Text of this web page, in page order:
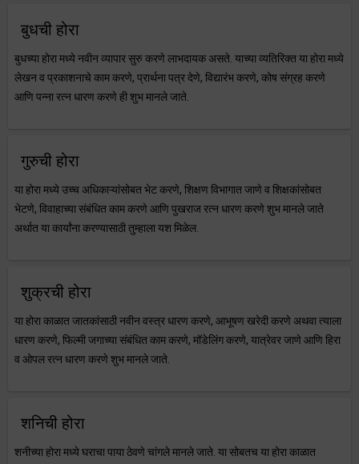
बुधची होरा
बुधच्या होरा मध्ये नवीन व्यापार सुरु करणे लाभदायक असते. याच्या व्यतिरिक्त या होरा मध्ये
लेखन व प्रकाशनाचे काम करणे, प्रार्थना पत्र देणे, विद्यारंभ करणे, कोष संग्रह करणे
आणि पन्ना रत्न धारण करणे ही शुभ मानले जाते.
गुरुची होरा
या होरा मध्ये उच्च अधिकाऱ्यांसोबत भेट करणे, शिक्षण विभागात जाणे व शिक्षकांसोबत
भेटणे, विवाहाच्या संबंधित काम करणे आणि पुखराज रत्न धारण करणे शुभ मानले जाते
अर्थात या कार्यांना करण्यासाठी तुम्हाला यश मिळेल.
शुक्रची होरा
या होरा काळात जातकांसाठी नवीन वस्त्र धारण करणे, आभूषण खरेदी करणे अथवा त्याला
धारण करणे, फिल्मी जगाच्या संबंधित काम करणे, मॉडेलिंग करणे, यात्रेवर जाणे आणि हिरा
व ओपल रत्न धारण करणे शुभ मानले जाते.
शनिची होरा
शनीच्या होरा मध्ये घराचा पाया ठेवणे चांगले मानले जाते. या सोबतच या होरा काळात